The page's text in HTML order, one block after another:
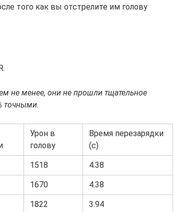
того как вы отстрелите им голову
не менее, они не прошли тщательное
точными.
Урон в
голову
Время перезарядки
(с)
1518 4.38
1670 4.38
1822 3.94